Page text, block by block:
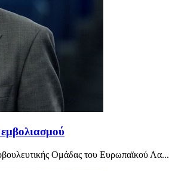
Ομάδας του Ευρωπαϊκού Λα...